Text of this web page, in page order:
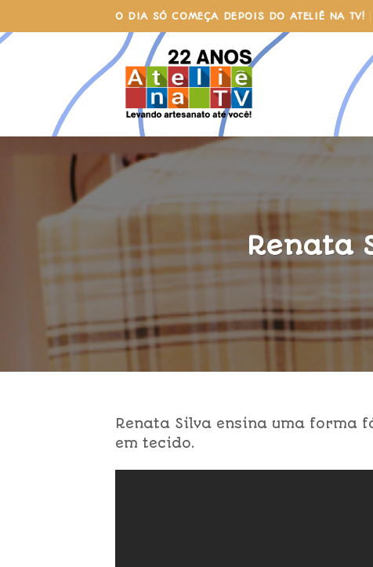
to
content
O DIA SÓ COMEÇA DEPOIS DO ATELIÊ NA TV!
Renata
Renata Silva ensina uma forma
em tecido.